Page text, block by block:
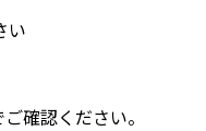
い
確認ください。